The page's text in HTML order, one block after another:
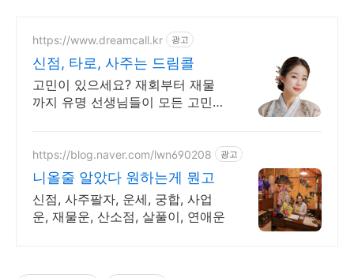
https://www.dreamcall.kr 광고
신점, 타로, 사주는 드림콜
고민이 있으세요? 재회부터 재물
까지 유명 선생님들이 모든 고민을
https://blog.naver.com/lwn690208 광고
니올줄 알았다 원하는게 뭔고
신점, 사주팔자, 운세, 궁합, 사업
운, 재물운, 산소점, 살풀이, 연애운